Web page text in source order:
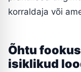
korraldaja või
Õhtu
isiklikud